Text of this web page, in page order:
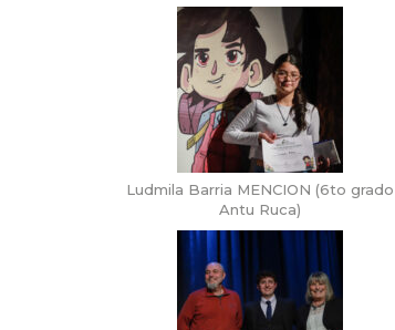
Ludmila Barria MENCION (6to grado
Antu Ruca)